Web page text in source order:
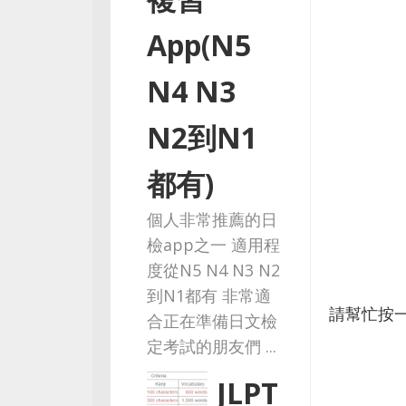
App(N5
N4 N3
N2到N1
都有)
個人非常推薦的日
檢app之一 適用程
度從N5 N4 N3 N2
到N1都有 非常適
合正在準備日文檢
定考試的朋友們 ...
JLPT
請幫忙按